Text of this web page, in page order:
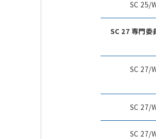
SC 25/
SC 27 専門委
SC 27/
SC 27/
SC 27/